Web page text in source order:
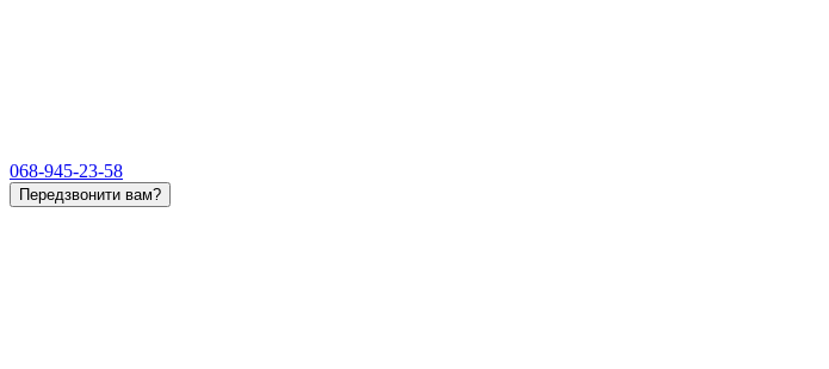
068-945-23-58
Передзвонити вам?